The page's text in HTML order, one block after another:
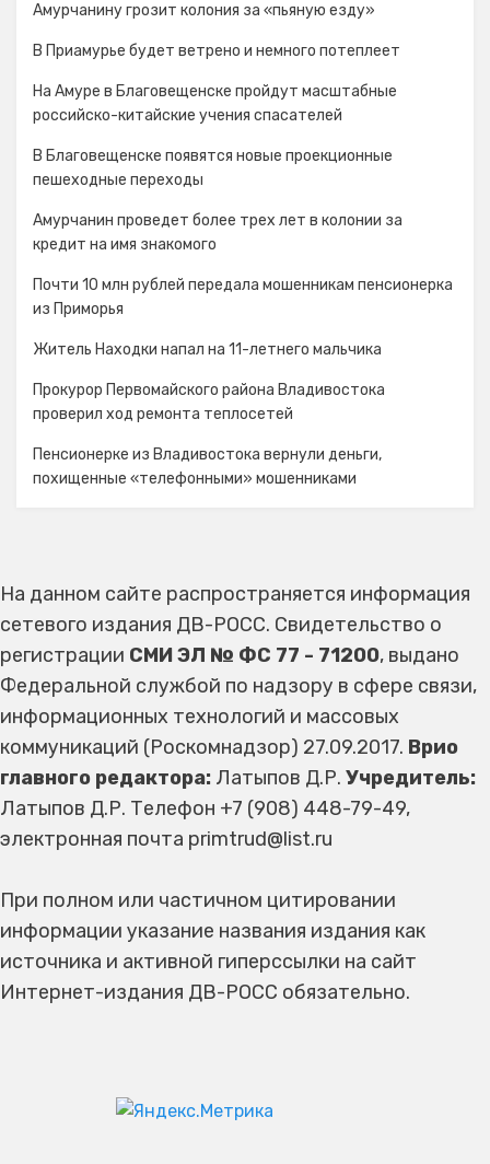
Амурчанину грозит колония за «пьяную езду»
В Приамурье будет ветрено и немного потеплеет
На Амуре в Благовещенске пройдут масштабные
российско-китайские учения спасателей
В Благовещенске появятся новые проекционные
пешеходные переходы
Амурчанин проведет более трех лет в колонии за
кредит на имя знакомого
Почти 10 млн рублей передала мошенникам пенсионерка
из Приморья
Житель Находки напал на 11-летнего мальчика
Прокурор Первомайского района Владивостока
проверил ход ремонта теплосетей
Пенсионерке из Владивостока вернули деньги,
похищенные «телефонными» мошенниками
На данном сайте распространяется информация
сетевого издания ДВ-РОСС. Свидетельство о
регистрации СМИ ЭЛ № ФС 77 - 71200, выдано
Федеральной службой по надзору в сфере связи,
информационных технологий и массовых
коммуникаций (Роскомнадзор) 27.09.2017. Врио
главного редактора: Латыпов Д.Р. Учредитель:
Латыпов Д.Р. Телефон +7 (908) 448-79-49,
электронная почта primtrud@list.ru
При полном или частичном цитировании
информации указание названия издания как
источника и активной гиперссылки на сайт
Интернет-издания ДВ-РОСС обязательно.